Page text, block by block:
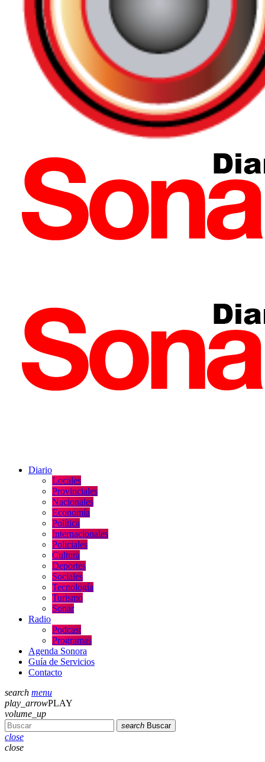
Diario
Locales
Provinciales
Nacionales
Economía
Política
Internacionales
Policiales
Cultura
Deportes
Sociales
Tecnología
Turismo
Sonar
Radio
Podcast
Programas
Agenda Sonora
Guía de Servicios
Contacto
search menu
play_arrowPLAY
volume_up
search Buscar
close
close